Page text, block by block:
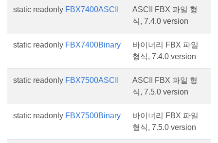
static readonly FBX7400ASCII
ASCII FBX 파일 형
식, 7.4.0 version
static readonly FBX7400Binary
바이너리 FBX 파일
형식, 7.4.0 version
static readonly FBX7500ASCII
ASCII FBX 파일 형
식, 7.5.0 version
static readonly FBX7500Binary
바이너리 FBX 파일
형식, 7.5.0 version